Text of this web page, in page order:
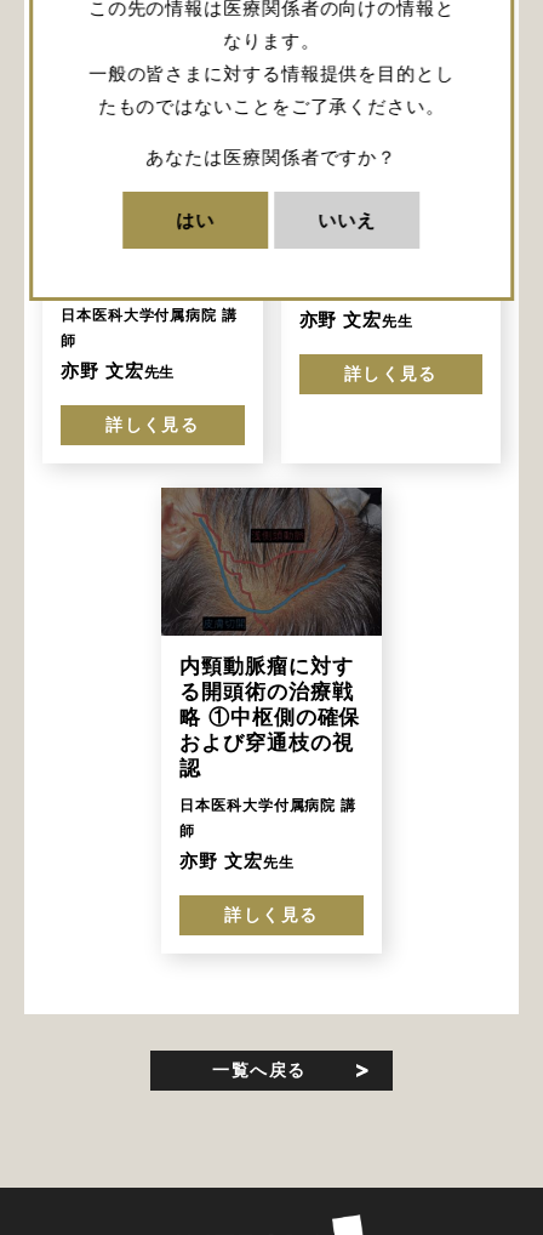
この先の情報は医療関係者の向けの情報と
なります。
一般の皆さまに対する情報提供を目的とし
たものではないことをご了承ください。
あなたは医療関係者ですか？
はい いいえ
内頸動脈瘤に対す
要な症例に対する
EC-RA-M2バイパ
日本医科大学付属病院 講
師
亦野 文宏先生
詳しく見る
内頸動脈瘤に対す
neckの確保
亦野 文宏先生
詳しく見る
内頸動脈瘤に対す
る開頭術の治療戦
略 ①中枢側の確保
および穿通枝の視
認
日本医科大学付属病院 講
師
亦野 文宏先生
詳しく見る
一覧へ戻る